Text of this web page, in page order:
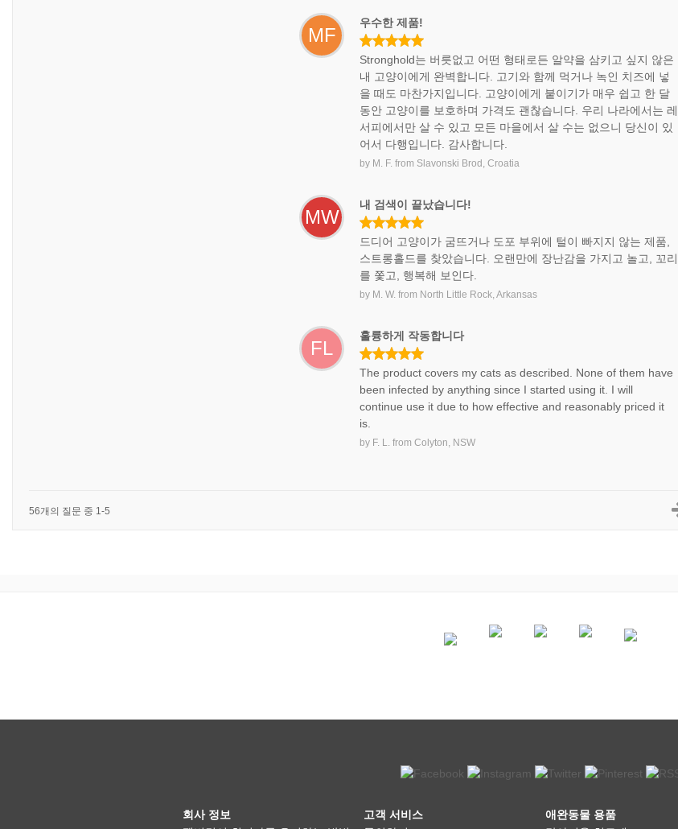
MF
우수한 제품!
Stronghold는 버릇없고 어떤 형태로든 알약을 삼키고 싶지 않은
내 고양이에게 완벽합니다. 고기와 함께 먹거나 녹인 치즈에 넣
을 때도 마찬가지입니다. 고양이에게 붙이기가 매우 쉽고 한 달
동안 고양이를 보호하며 가격도 괜찮습니다. 우리 나라에서는 레
서피에서만 살 수 있고 모든 마을에서 살 수는 없으니 당신이 있
어서 다행입니다. 감사합니다.
by M. F. from Slavonski Brod, Croatia
MW
내 검색이 끝났습니다!
드디어 고양이가 굼뜨거나 도포 부위에 털이 빠지지 않는 제품,
스트롱홀드를 찾았습니다. 오랜만에 장난감을 가지고 놀고, 꼬리
를 쫓고, 행복해 보인다.
by M. W. from North Little Rock, Arkansas
FL
훌륭하게 작동합니다
The product covers my cats as described. None of them have
been infected by anything since I started using it. I will
continue use it due to how effective and reasonably priced it
is.
by F. L. fromColyton, NSW
56개의 질문 중 1-5
회사 정보
고객 서비스
애완동물 용품